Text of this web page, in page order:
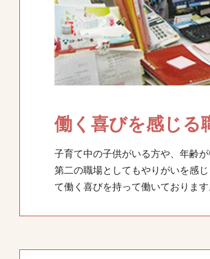
働く喜びを感じる
子育て中の子供がいる方や、年齢
第二の職場としてもやりがいを感
て働く喜びを持って働いております